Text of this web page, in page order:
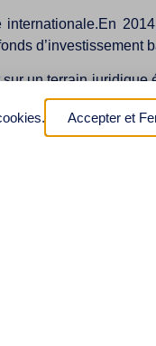
d’investissement
un terrain juridique
Accepter et